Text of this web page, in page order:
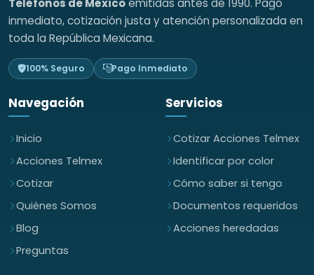
Teléfonos de Méxicoemitidas antes de 1990. Pago
inmediato, cotización justa y atención personalizada en
toda la República Mexicana.
100% Seguro Pago Inmediato
Navegación
Inicio
Acciones Telmex
Cotizar
Quiénes Somos
Blog
Preguntas
Servicios
Cotizar Acciones Telmex
Identificar por color
Cómo saber si tengo
Documentos requeridos
Acciones heredadas